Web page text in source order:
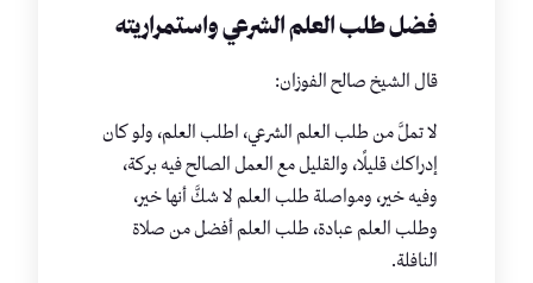
فضل طلب العلم الشرعي واستمراريته
قال الشيخ صالح الفوزان:
لا تملَّ من طلب العلم الشرعي، اطلب العلم، ولو كان
إدراكك قليلًا، والقليل مع العمل الصالح فيه بركة،
وفيه خير، ومواصلة طلب العلم لا شكَّ أنها خير،
وطلب العلم عبادة، طلب العلم أفضل من صلاة
النافلة.